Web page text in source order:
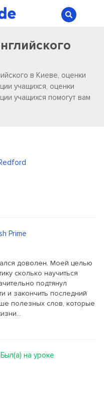
в Киеве, оценки
учащихся, оценки
учащихся помогут вам
Prime
доволен. Моей целью
сколько научиться
подтянул
и закончить последний
полезных слов, которые
Был(a) на уроке